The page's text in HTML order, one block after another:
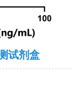
试剂盒